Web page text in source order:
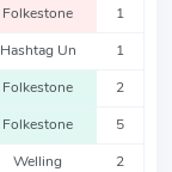
Folkestone 1
Hashtag Un 1
Folkestone 2
Folkestone 5
Welling 2